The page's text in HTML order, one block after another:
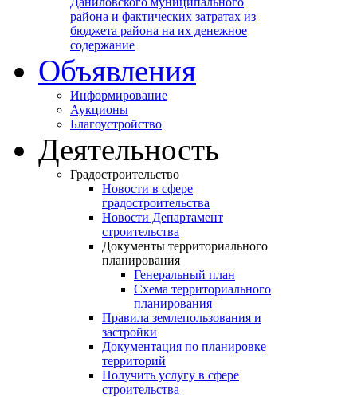
района и фактических затратах из
бюджета района на их денежное
содержание
Объявления
Информирование
Аукционы
Благоустройство
Деятельность
Градостроительство
Новости в сфере
градостроительства
Новости Департамент
строительства
Документы территориального
планирования
Генеральный план
Схема территориального
планирования
Правила землепользования и
застройки
Документация по планировке
территорий
Получить услугу в сфере
строительства